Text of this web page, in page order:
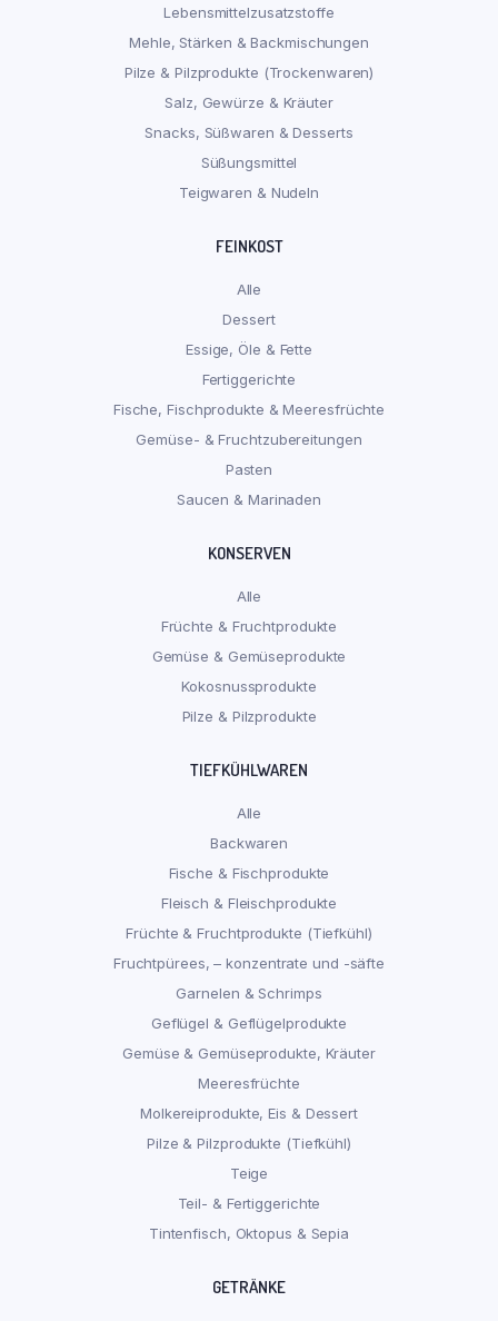
Lebensmittelzusatzstoffe
Mehle, Stärken & Backmischungen
Pilze & Pilzprodukte (Trockenwaren)
Salz, Gewürze & Kräuter
Snacks, Süßwaren & Desserts
Süßungsmittel
Teigwaren & Nudeln
FEINKOST
Alle
Dessert
Essige, Öle & Fette
Fertiggerichte
Fische, Fischprodukte & Meeresfrüchte
Gemüse- & Fruchtzubereitungen
Pasten
Saucen & Marinaden
KONSERVEN
Alle
Früchte & Fruchtprodukte
Gemüse & Gemüseprodukte
Kokosnussprodukte
Pilze & Pilzprodukte
TIEFKÜHLWAREN
Alle
Backwaren
Fische & Fischprodukte
Fleisch & Fleischprodukte
Früchte & Fruchtprodukte (Tiefkühl)
Fruchtpürees, – konzentrate und -säfte
Garnelen & Schrimps
Geflügel & Geflügelprodukte
Gemüse & Gemüseprodukte, Kräuter
Meeresfrüchte
Molkereiprodukte, Eis & Dessert
Pilze & Pilzprodukte (Tiefkühl)
Teige
Teil- & Fertiggerichte
Tintenfisch, Oktopus & Sepia
GETRÄNKE